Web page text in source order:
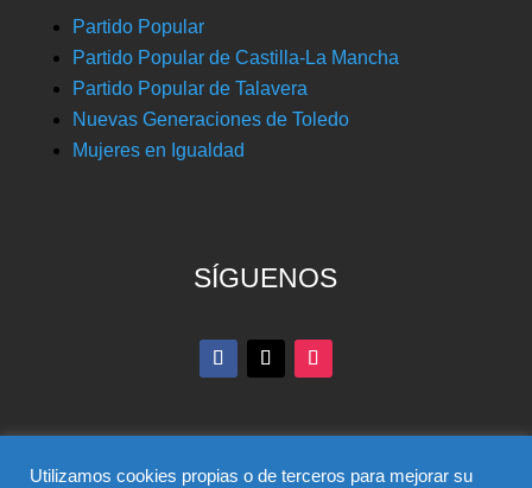
Partido Popular
Partido Popular de Castilla-La Mancha
Partido Popular de Talavera
Nuevas Generaciones de Toledo
Mujeres en Igualdad
SÍGUENOS
Utilizamos cookies propias o de terceros para mejorar su